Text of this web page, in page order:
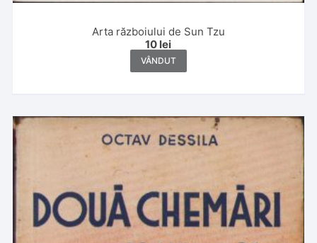
Arta războiului de Sun Tzu
10 lei
VÂNDUT